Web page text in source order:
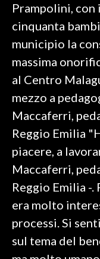
ANNUNCI
NECROLOGI
PUBBLICITÀ
Prampolini, con
cinquanta
municipio la
massima
al Centro
mezzo a
Maccaferri,
Reggio Emilia
piacere, a
Maccaferri,
Reggio Emilia -.
era molto
processi. Si
sul tema del